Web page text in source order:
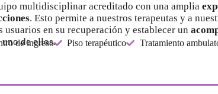
multidisciplinar acreditado con una amplia
. Esto permite a nuestros terapeutas y a
usuarios en su recuperación y establecer un
de ellos.
de ingreso Piso terapéutico Tratamiento